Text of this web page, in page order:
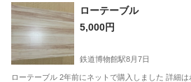
埼玉 北本市 椅子
ローテーブル
5,000円
鉄道博物館駅8月7日
ローテーブル 2年前にネットで購入しました 詳細